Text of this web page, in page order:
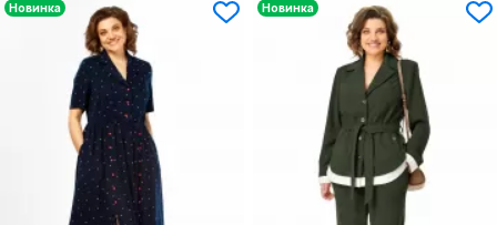
Новинка Новинка